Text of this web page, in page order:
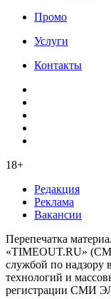
Промо
Услуги
Контакты
18+
Редакция
Реклама
Вакансии
Перепечатка
«TIMEOUT.RU»
службой по надзору
технологий и
регистрации СМИ